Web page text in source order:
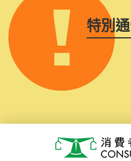
特別
消費者委員會